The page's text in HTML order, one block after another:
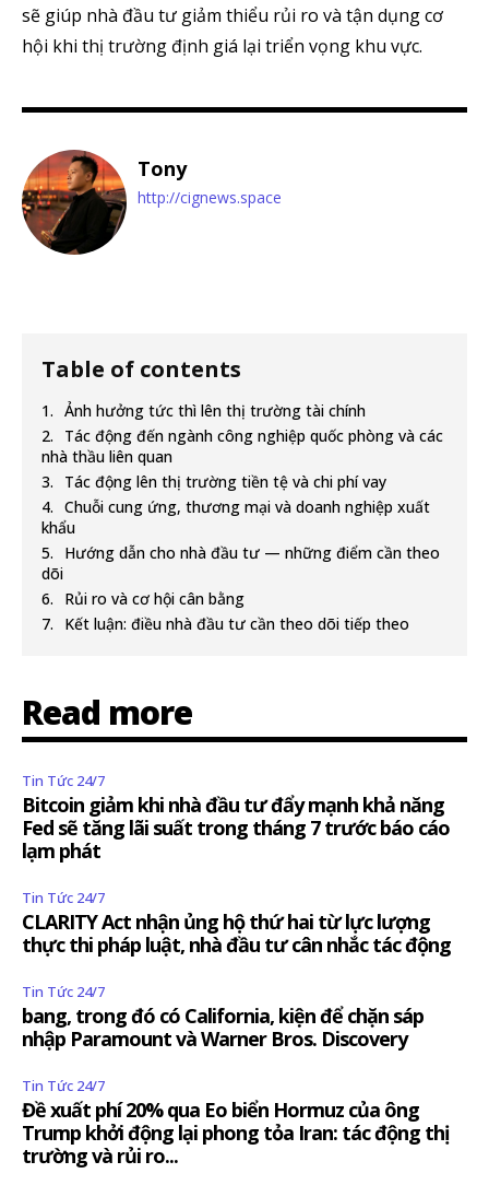
sẽ giúp nhà đầu tư giảm thiểu rủi ro và tận dụng cơ
hội khi thị trường định giá lại triển vọng khu vực.
Tony
http://cignews.space
Table of contents
Ảnh hưởng tức thì lên thị trường tài chính
Tác động đến ngành công nghiệp quốc phòng và các
nhà thầu liên quan
Tác động lên thị trường tiền tệ và chi phí vay
Chuỗi cung ứng, thương mại và doanh nghiệp xuất
khẩu
Hướng dẫn cho nhà đầu tư — những điểm cần theo
dõi
Rủi ro và cơ hội cân bằng
Kết luận: điều nhà đầu tư cần theo dõi tiếp theo
Read more
Tin Tức 24/7
Bitcoin giảm khi nhà đầu tư đẩy mạnh khả năng
Fed sẽ tăng lãi suất trong tháng 7 trước báo cáo
lạm phát
Tin Tức 24/7
CLARITY Act nhận ủng hộ thứ hai từ lực lượng
thực thi pháp luật, nhà đầu tư cân nhắc tác động
Tin Tức 24/7
bang, trong đó có California, kiện để chặn sáp
nhập Paramount và Warner Bros. Discovery
Tin Tức 24/7
Đề xuất phí 20% qua Eo biển Hormuz của ông
Trump khởi động lại phong tỏa Iran: tác động thị
trường và rủi ro...